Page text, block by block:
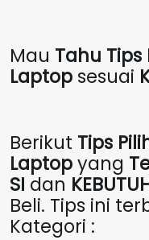
Mau Tahu Tips
Laptop sesuai
Berikut Tips
Laptopyang
SI dan
Beli. Tips ini
Kategori :